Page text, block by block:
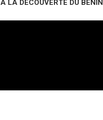
À LA DÉCOUVERTE DU BÉNIN